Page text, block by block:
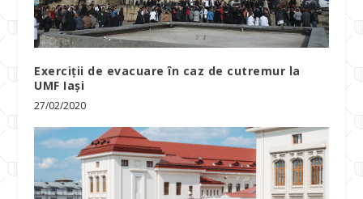
Exerciții de evacuare în caz de cutremur la
UMF Iași
27/02/2020